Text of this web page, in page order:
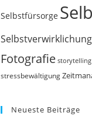
Selbstfürsorge
Selbstverwirklichung
Fotografie storytelling
stressbewältigung
Neueste Beiträge